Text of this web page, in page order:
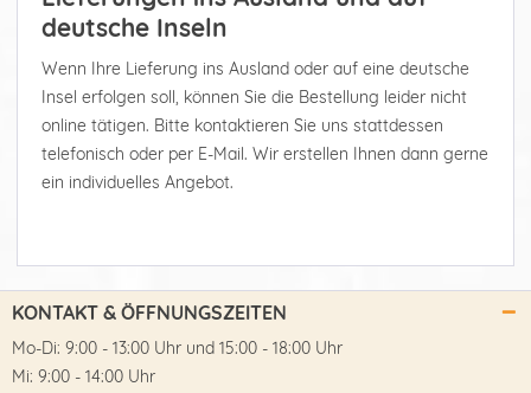
deutsche Inseln
Wenn Ihre Lieferung ins Ausland oder auf eine deutsche
Insel erfolgen soll, können Sie die Bestellung leider nicht
online tätigen. Bitte kontaktieren Sie uns stattdessen
telefonisch oder per E-Mail. Wir erstellen Ihnen dann gerne
ein individuelles Angebot.
KONTAKT & ÖFFNUNGSZEITEN
Mo-Di: 9:00 - 13:00 Uhr und 15:00 - 18:00 Uhr
Mi: 9:00 - 14:00 Uhr